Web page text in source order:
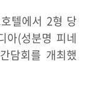
텔에서 2형 당
아(성분명 피네
담회를 개최했